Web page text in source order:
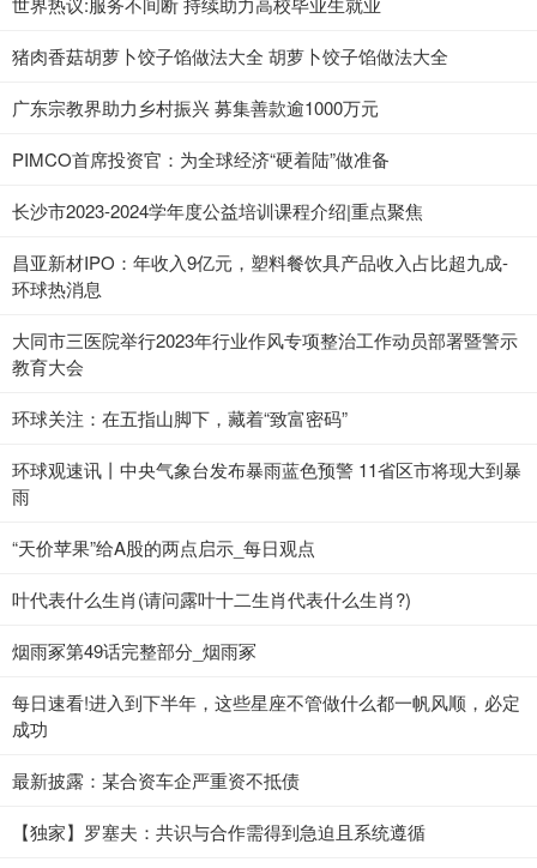
猪肉香菇胡萝卜饺子馅做法大全 胡萝卜饺子馅做法大全
广东宗教界助力乡村振兴 募集善款逾1000万元
PIMCO首席投资官：为全球经济“硬着陆”做准备
长沙市2023-2024学年度公益培训课程介绍|重点聚焦
昌亚新材IPO：年收入9亿元，塑料餐饮具产品收入占比超九成-
环球热消息
大同市三医院举行2023年行业作风专项整治工作动员部署暨警示
教育大会
环球关注：在五指山脚下，藏着“致富密码”
环球观速讯丨中央气象台发布暴雨蓝色预警 11省区市将现大到暴
雨
“天价苹果”给A股的两点启示_每日观点
叶代表什么生肖(请问露叶十二生肖代表什么生肖?)
烟雨冢第49话完整部分_烟雨冢
每日速看!进入到下半年，这些星座不管做什么都一帆风顺，必定
成功
最新披露：某合资车企严重资不抵债
【独家】罗塞夫：共识与合作需得到急迫且系统遵循